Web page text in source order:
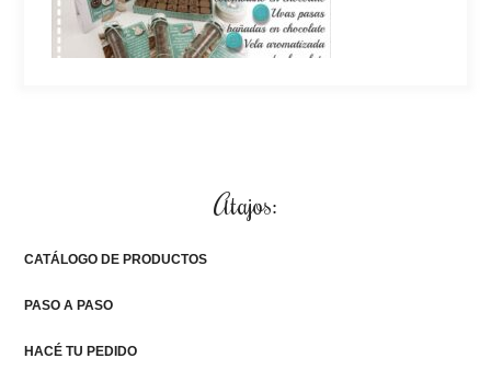
Atajos:
CATÁLOGO DE PRODUCTOS
PASO A PASO
HACÉ TU PEDIDO